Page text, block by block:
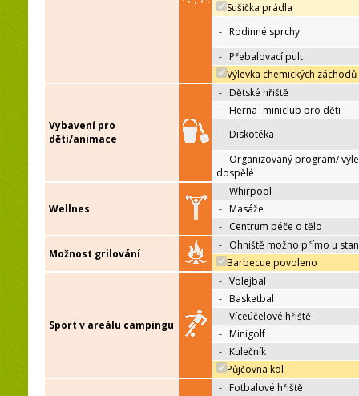
Sušička prádla
- Rodinné sprchy
- Přebalovací pult
Výlevka chemických záchodů
Vybavení pro
děti/animace
- Dětské hřiště
- Herna- miniclub pro děti
- Diskotéka
- Organizovaný program/
dospělé
Wellnes
- Whirpool
- Masáže
- Centrum péče o tělo
Možnost grilování
- Ohniště možno přímo u
Barbecue povoleno
Sport v areálu campingu
- Volejbal
- Basketbal
- Víceúčelové hřiště
- Minigolf
- Kulečník
Půjčovna kol
- Fotbalové hřiště